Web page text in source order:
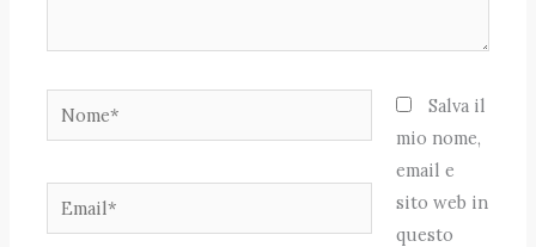
Nome*
Email*
Salva il
mio nome,
email e
sito web in
questo